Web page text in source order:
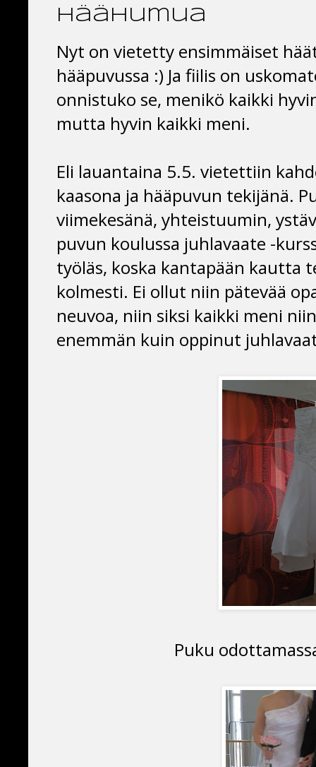
häähumua
Nyt on vietetty ensimmäiset
hääpuvussa :) Ja fiilis on
onnistuko se, menikö kaikki
mutta hyvin kaikki meni.
Eli lauantaina 5.5. vietettiin
kaasona ja hääpuvun tekijänä.
viimekesänä, yhteistuumin,
puvun koulussa juhlavaate -
työläs, koska kantapään kautta
kolmesti. Ei ollut niin pätevää
neuvoa, niin siksi kaikki meni
enemmän kuin oppinut
Puku